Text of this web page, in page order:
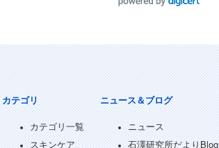
カテゴリ
カテゴリ一覧
スキンケア
ニュース＆ブログ
ニュース
石澤研究所だよりBlog